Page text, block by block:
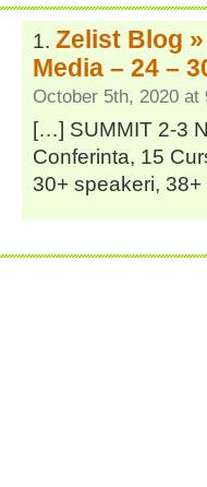
Zelist Blog
Media – 24 –
October 5th, 2020 at
[…] SUMMIT 2-3
Conferinta, 15
30+ speakeri,